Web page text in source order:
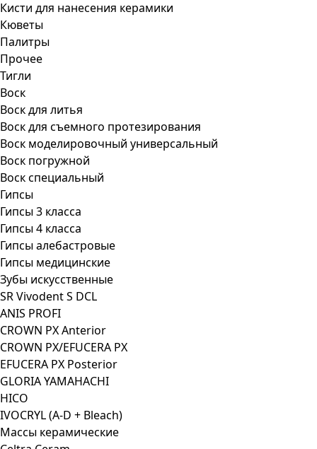
Кисти для нанесения керамики
Кюветы
Палитры
Прочее
Тигли
Воск
Воск для литья
Воск для съемного протезирования
Воск моделировочный универсальный
Воск погружной
Воск специальный
Гипсы
Гипсы 3 класса
Гипсы 4 класса
Гипсы алебастровые
Гипсы медицинские
Зубы искусственные
SR Vivodent S DCL
ANIS PROFI
CROWN PX Anterior
CROWN PX/EFUCERA PX
EFUCERA PX Posterior
GLORIA YAMAHACHI
HICO
IVOCRYL (A-D + Bleach)
Массы керамические